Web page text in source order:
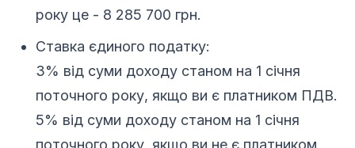
року це - 8 285 700 грн.
Ставка єдиного податку:
3% від суми доходу станом на 1 січня
поточного року, якщо ви є платником ПДВ.
5% від суми доходу станом на 1 січня